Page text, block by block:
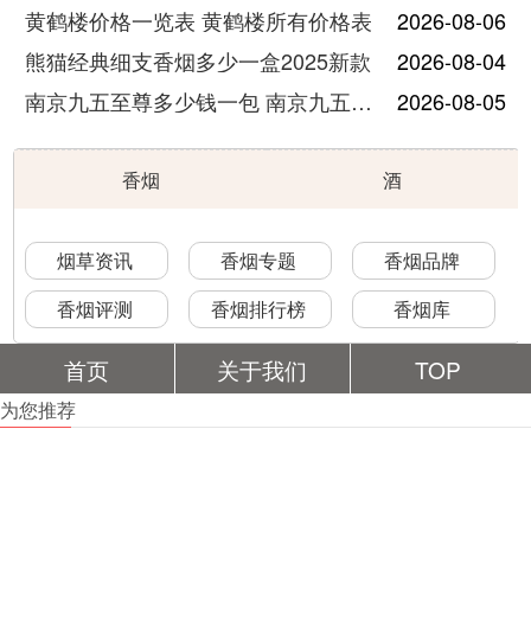
黄鹤楼价格一览表 黄鹤楼所有价格表
2026-08-06
熊猫经典细支香烟多少一盒2025新款
2026-08-04
南京九五至尊多少钱一包 南京九五至尊价格及图片
2026-08-05
香烟 酒
烟草资讯 香烟专题
香烟品牌
香烟评测
香烟排行榜 香烟库
首页 关于我们 TOP
为您推荐